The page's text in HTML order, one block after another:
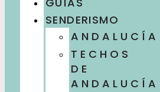
SENDERISMO
ANDALUCÍA
TECHOS
DE
ANDALUCÍA